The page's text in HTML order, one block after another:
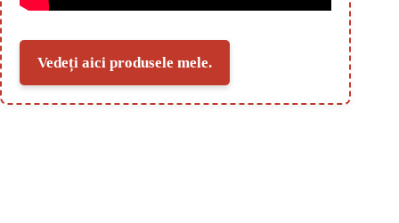
Vedeți aici produsele mele.